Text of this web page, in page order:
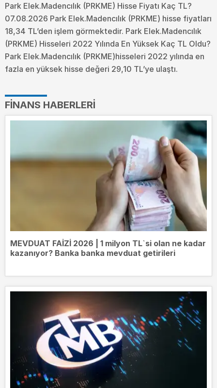
Park Elek.Madencılık (PRKME) Hisse Fiyatı Kaç TL?
07.08.2026 Park Elek.Madencılık (PRKME) hisse fiyatları
18,34 TL’den işlem görmektedir. Park Elek.Madencılık
(PRKME) Hisseleri 2022 Yılında En Yüksek Kaç TL Oldu?
Park Elek.Madencılık (PRKME)hisseleri 2022 yılında en
fazla en yüksek hisse değeri 29,10 TL’ye ulaştı.
FINANS HABERLERI
MEVDUAT FAİZİ 2026 | 1 milyon TL`si olan ne kadar
kazanıyor? Banka banka mevduat getirileri